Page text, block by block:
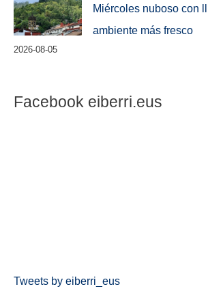
Miércoles nuboso con
ambiente más fresco
2026-08-05
Facebook eiberri.eus
Tweets by eiberri_eus